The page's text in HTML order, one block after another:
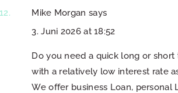
Mike Morgan says
3. Juni 2026 at 18:52
Do you need a quick long or short
with a relatively low interest rate
We offer business Loan, personal